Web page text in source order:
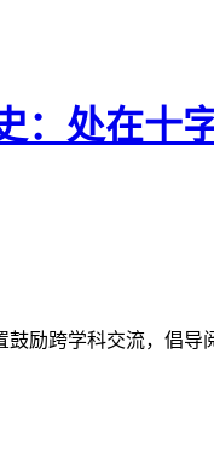
：处在十
励跨学科交流，倡